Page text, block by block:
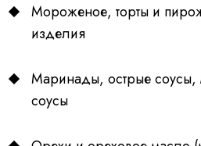
Мороженое, торты и
изделия
Маринады, острые соусы,
соусы